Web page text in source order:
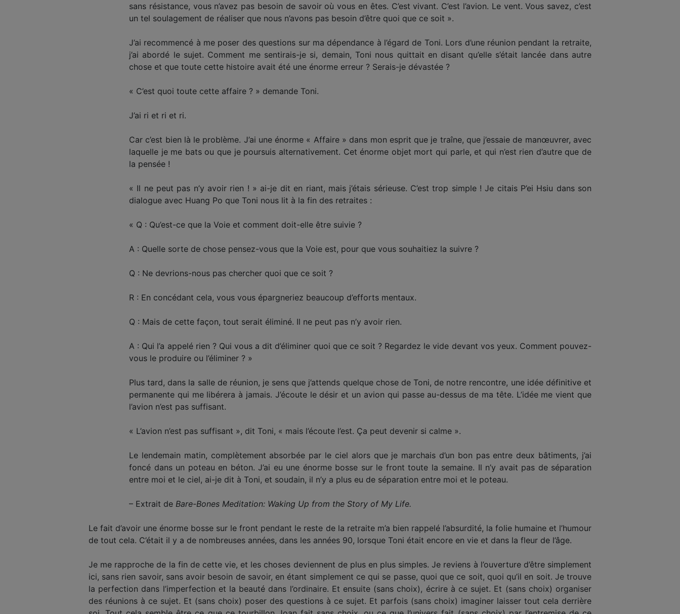
sans résistance, vous n’avez pas besoin de savoir où vous en êtes. C’est vivant. C’est l’avion. Le vent. Vous savez, c’est
un tel soulagement de réaliser que nous n’avons pas besoin d’être quoi que ce soit ».
J’ai recommencé à me poser des questions sur ma dépendance à l’égard de Toni. Lors d’une réunion pendant la retraite,
j’ai abordé le sujet. Comment me sentirais-je si, demain, Toni nous quittait en disant qu’elle s’était lancée dans autre
chose et que toute cette histoire avait été une énorme erreur ? Serais-je dévastée ?
« C’est quoi toute cette affaire ? » demande Toni.
J’ai ri et ri et ri.
Car c’est bien là le problème. J’ai une énorme « Affaire » dans mon esprit que je traîne, que j’essaie de manœuvrer, avec
laquelle je me bats ou que je poursuis alternativement. Cet énorme objet mort qui parle, et qui n’est rien d’autre que de
la pensée !
« Il ne peut pas n’y avoir rien ! » ai-je dit en riant, mais j’étais sérieuse. C’est trop simple ! Je citais P’ei Hsiu dans son
dialogue avec Huang Po que Toni nous lit à la fin des retraites :
« Q : Qu’est-ce que la Voie et comment doit-elle être suivie ?
A : Quelle sorte de chose pensez-vous que la Voie est, pour que vous souhaitiez la suivre ?
Q : Ne devrions-nous pas chercher quoi que ce soit ?
R : En concédant cela, vous vous épargneriez beaucoup d’efforts mentaux.
Q : Mais de cette façon, tout serait éliminé. Il ne peut pas n’y avoir rien.
A : Qui l’a appelé rien ? Qui vous a dit d’éliminer quoi que ce soit ? Regardez le vide devant vos yeux. Comment pouvez-
vous le produire ou l’éliminer ? »
Plus tard, dans la salle de réunion, je sens que j’attends quelque chose de Toni, de notre rencontre, une idée définitive et
permanente qui me libérera à jamais. J’écoute le désir et un avion qui passe au-dessus de ma tête. L’idée me vient que
l’avion n’est pas suffisant.
« L’avion n’est pas suffisant », dit Toni, « mais l’écoute l’est. Ça peut devenir si calme ».
Le lendemain matin, complètement absorbée par le ciel alors que je marchais d’un bon pas entre deux bâtiments, j’ai
foncé dans un poteau en béton. J’ai eu une énorme bosse sur le front toute la semaine. Il n’y avait pas de séparation
entre moi et le ciel, ai-je dit à Toni, et soudain, il n’y a plus eu de séparation entre moi et le poteau.
– Extrait de Bare-Bones Meditation: Waking Up from the Story of My Life.
Le fait d’avoir une énorme bosse sur le front pendant le reste de la retraite m’a bien rappelé l’absurdité, la folie humaine et l’humour
de tout cela. C’était il y a de nombreuses années, dans les années 90, lorsque Toni était encore en vie et dans la fleur de l’âge.
Je me rapproche de la fin de cette vie, et les choses deviennent de plus en plus simples. Je reviens à l’ouverture d’être simplement
ici, sans rien savoir, sans avoir besoin de savoir, en étant simplement ce qui se passe, quoi que ce soit, quoi qu’il en soit. Je trouve
la perfection dans l’imperfection et la beauté dans l’ordinaire. Et ensuite (sans choix), écrire à ce sujet. Et (sans choix) organiser
des réunions à ce sujet. Et (sans choix) poser des questions à ce sujet. Et parfois (sans choix) imaginer laisser tout cela derrière